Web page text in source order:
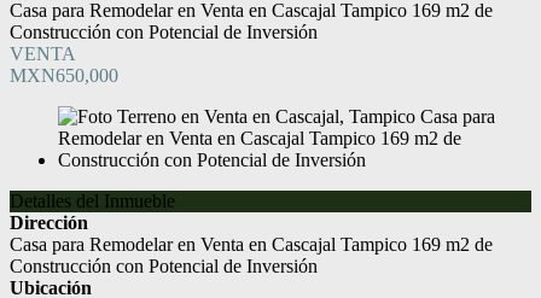
Casa para Remodelar en Venta en Cascajal Tampico 169 m2 de
Construcción con Potencial de Inversión
VENTA
MXN650,000
Detalles del Inmueble
Dirección
Casa para Remodelar en Venta en Cascajal Tampico 169 m2 de
Construcción con Potencial de Inversión
Ubicación